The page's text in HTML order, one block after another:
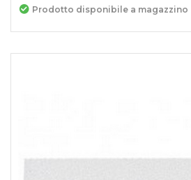
Prodotto disponibile a magazzino